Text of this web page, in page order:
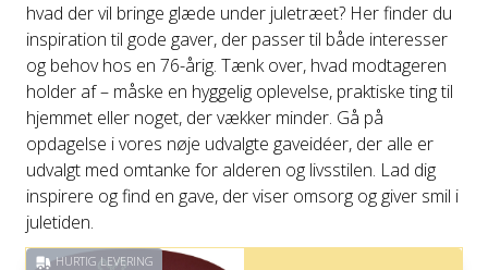
hvad der vil bringe glæde under juletræet? Her finder du
inspiration til gode gaver, der passer til både interesser
og behov hos en 76-årig. Tænk over, hvad modtageren
holder af – måske en hyggelig oplevelse, praktiske ting til
hjemmet eller noget, der vækker minder. Gå på
opdagelse i vores nøje udvalgte gaveidéer, der alle er
udvalgt med omtanke for alderen og livsstilen. Lad dig
inspirere og find en gave, der viser omsorg og giver smil i
juletiden.
HURTIG LEVERING